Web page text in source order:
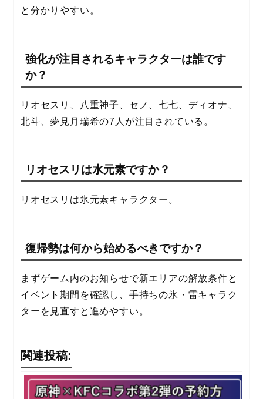
と分かりやすい。
強化が注目されるキャラクターは誰です
か？
リオセスリ、八重神子、セノ、七七、ディオナ、
北斗、夢見月瑞希の7人が注目されている。
リオセスリは水元素ですか？
リオセスリは氷元素キャラクター。
復帰勢は何から始めるべきですか？
まずゲーム内のお知らせで新エリアの解放条件と
イベント期間を確認し、手持ちの氷・雷キャラク
ターを見直すと進めやすい。
関連投稿: